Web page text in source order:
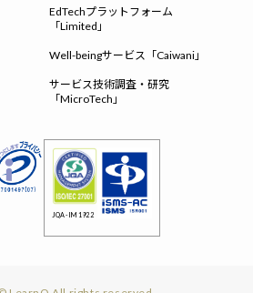
EdTechプラットフォーム
「Limited」
Well-beingサービス「Caiwani」
サービス技術調査・研究
「MicroTech」
JQA-IM1922